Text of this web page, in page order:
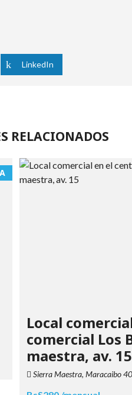
LinkedIn
RELACIONADOS
Local
comercial Los
maestra, av. 15
Sierra Maestra, Maracaibo